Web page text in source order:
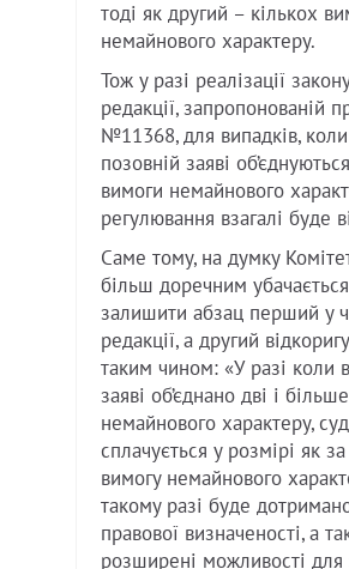
тоді як другий – кількох
немайнового характеру.
Тож у разі реалізації
редакції, запропонованій
№11368, для випадків,
позовній заяві
вимоги немайнового
регулювання взагалі буде
Саме тому, на думку
більш доречним убачається
залишити абзац перший у
редакції, а другий
таким чином: «У разі коли
заяві об’єднано дві і
немайнового характеру,
сплачується у розмірі як
вимогу немайнового
такому разі буде
правової визначеності, а
розширені можливості для